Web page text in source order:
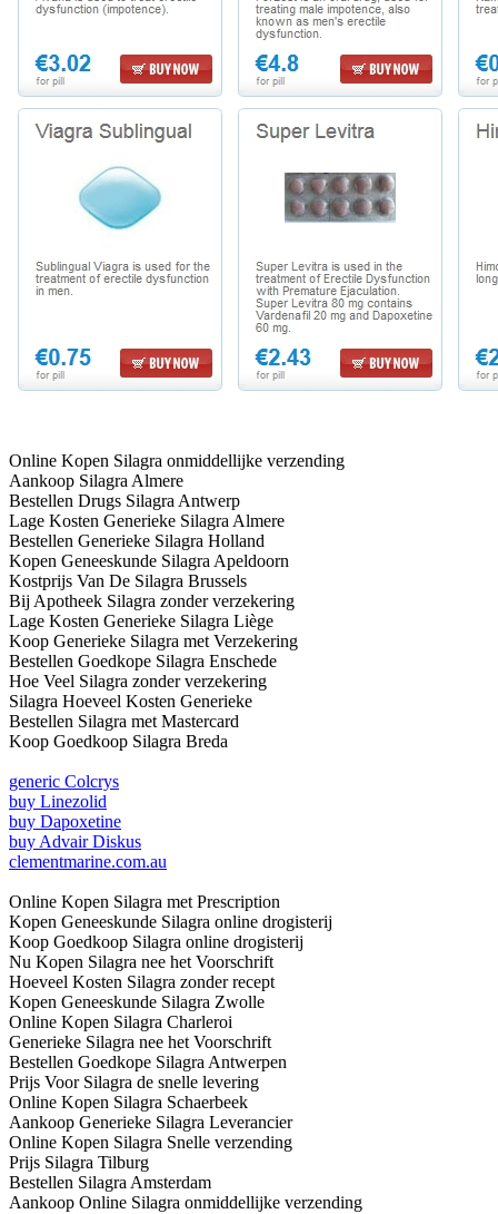
Online Kopen Silagra onmiddellijke verzending
Aankoop Silagra Almere
Bestellen Drugs Silagra Antwerp
Lage Kosten Generieke Silagra Almere
Bestellen Generieke Silagra Holland
Kopen Geneeskunde Silagra Apeldoorn
Kostprijs Van De Silagra Brussels
Bij Apotheek Silagra zonder verzekering
Lage Kosten Generieke Silagra Liège
Koop Generieke Silagra met Verzekering
Bestellen Goedkope Silagra Enschede
Hoe Veel Silagra zonder verzekering
Silagra Hoeveel Kosten Generieke
Bestellen Silagra met Mastercard
Koop Goedkoop Silagra Breda
generic Colcrys
buy Linezolid
buy Dapoxetine
buy Advair Diskus
clementmarine.com.au
Online Kopen Silagra met Prescription
Kopen Geneeskunde Silagra online drogisterij
Koop Goedkoop Silagra online drogisterij
Nu Kopen Silagra nee het Voorschrift
Hoeveel Kosten Silagra zonder recept
Kopen Geneeskunde Silagra Zwolle
Online Kopen Silagra Charleroi
Generieke Silagra nee het Voorschrift
Bestellen Goedkope Silagra Antwerpen
Prijs Voor Silagra de snelle levering
Online Kopen Silagra Schaerbeek
Aankoop Generieke Silagra Leverancier
Online Kopen Silagra Snelle verzending
Prijs Silagra Tilburg
Bestellen Silagra Amsterdam
Aankoop Online Silagra onmiddellijke verzending